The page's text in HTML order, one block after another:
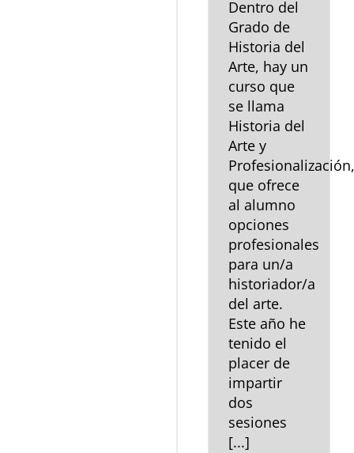
Dentro del
Grado de
Historia del
Arte, hay un
curso que
se llama
Historia del
Arte y
Profesionalización,
que ofrece
al alumno
opciones
profesionales
para un/a
historiador/a
del arte.
Este año he
tenido el
placer de
impartir
dos
sesiones
[...]